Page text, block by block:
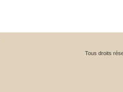
Tous droits